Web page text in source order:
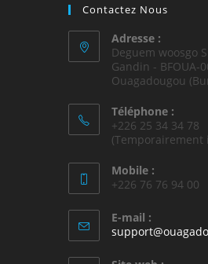
Contactez Nous
Adresse :
Deguem woosgo
Gandin - BFOUA-
Ouagadougou
Téléphone :
+226 25 34 34 78
Mobile :
+226 76 76 94 00
E-mail :